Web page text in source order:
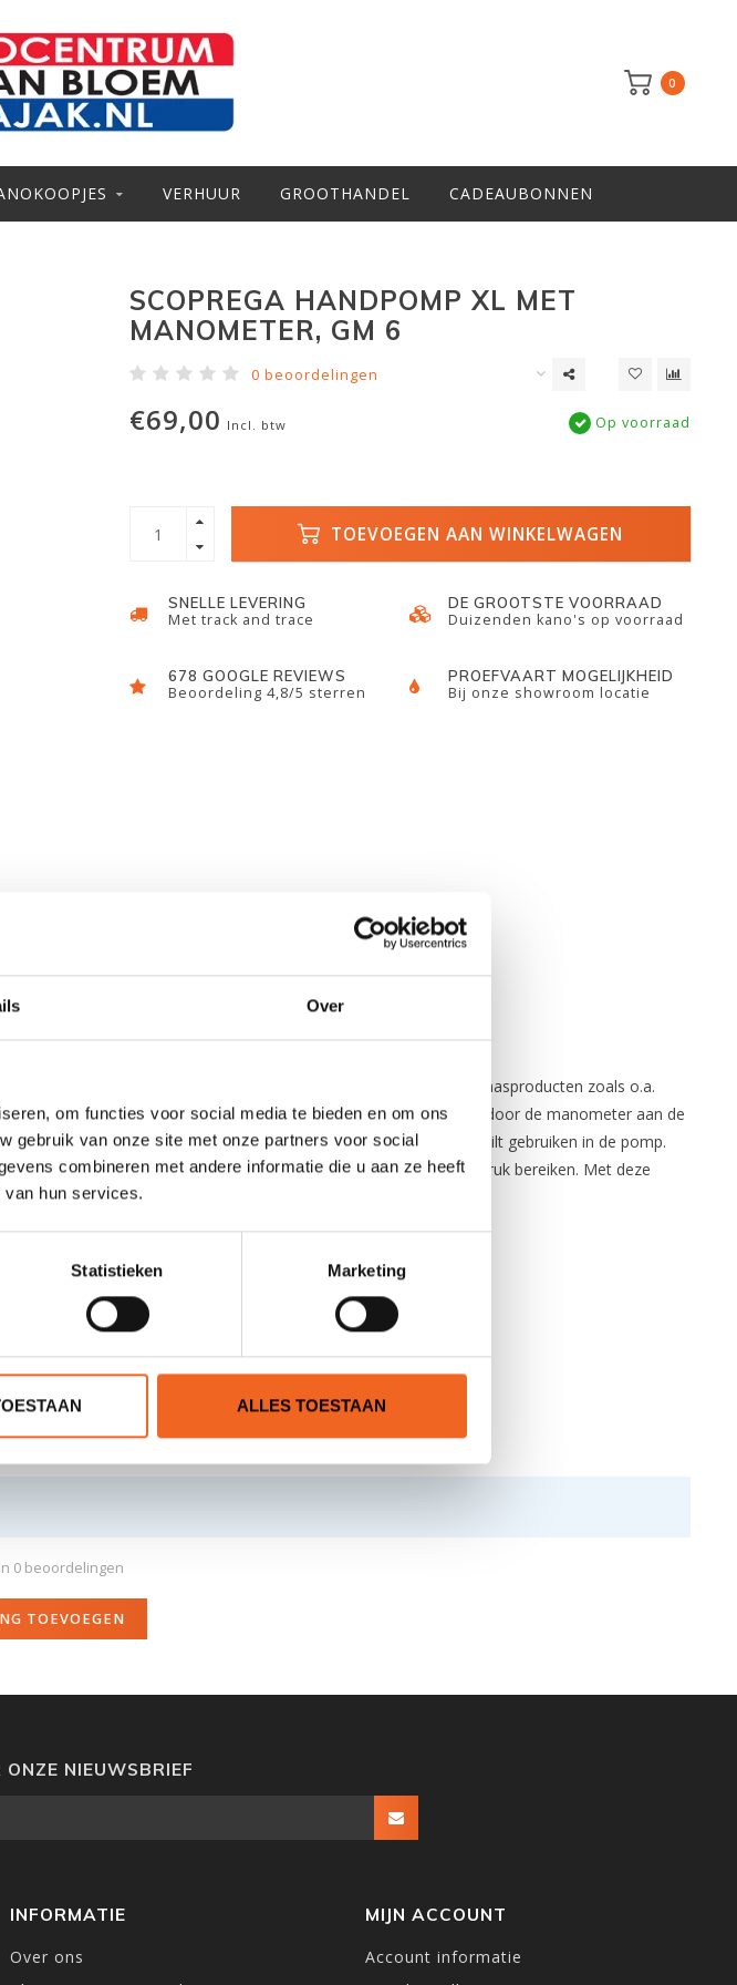
Over
om functies voor social media te bieden en om ons
gebruik van onze site met onze partners voor social
combineren met andere informatie die u aan ze heeft
hun services.
Statistieken Marketing
ALLES TOESTAAN
0
VERHUUR GROOTHANDEL CADEAUBONNEN
SCOPREGA HANDPOMP XL MET
MANOMETER, GM 6
0 beoordelingen
€69,00 Incl. btw Op voorraad
TOEVOEGEN AAN WINKELWAGEN
SNELLE LEVERING
Met track and trace
DE GROOTSTE VOORRAAD
Duizenden kano's op voorraad
678 GOOGLE REVIEWS
Beoordeling 4,8/5 sterren
PROEFVAART MOGELIJKHEID
Bij onze showroom locatie
manometer. Hierdoor is deze pomp geschikt voor bijna alle opblaasproducten zoals o.a.
nodig). Tijdens het pompen weet u precies op welke druk u zit door de manometer aan de
functie. Met de schuifknop kunt kiezen of u 1 of 2 luchtkamers wilt gebruiken in de pomp.
luchtkamers tegelijk te gebruiken, kunt u zeer snel een lagere druk bereiken. Met deze
0 beoordelingen
TOEVOEGEN
ONZE NIEUWSBRIEF
INFORMATIE
Over ons
MIJN ACCOUNT
Account informatie